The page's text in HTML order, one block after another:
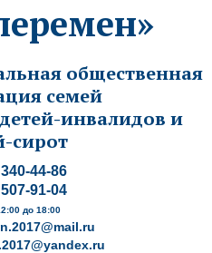
общественная
семей
инвалидов и
сирот
44-86
91-04
до 18:00